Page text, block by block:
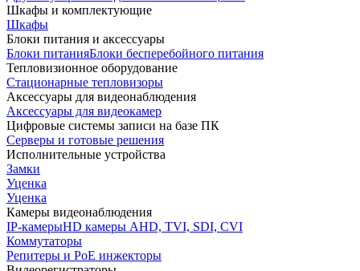
Шкафы и комплектующие
Шкафы
Блоки питания и аксессуары
Блоки питанияБлоки бесперебойного питания
Тепловизионное оборудование
Стационарные тепловизоры
Аксессуары для видеонаблюдения
Аксессуары для видеокамер
Цифровые системы записи на базе ПК
Серверы и готовые решения
Исполнительные устройства
Замки
Уценка
Уценка
Камеры видеонаблюдения
IP-камерыHD камеры AHD, TVI, SDI, CVI
Коммутаторы
Репитеры и PoE инжекторы